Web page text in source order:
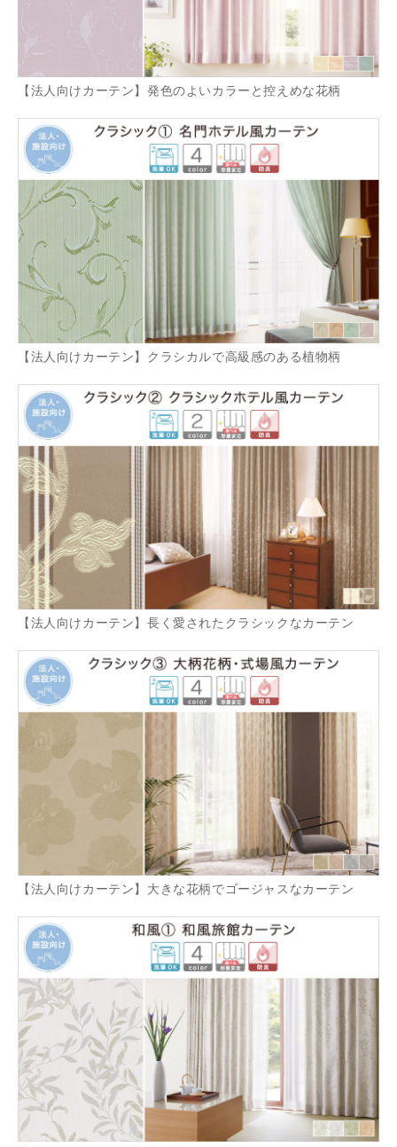
【法人向けカーテン】発色のよいカラーと控えめな花柄
【法人向けカーテン】クラシカルで高級感のある植物柄
【法人向けカーテン】長く愛されたクラシックなカーテン
【法人向けカーテン】大きな花柄でゴージャスなカーテン